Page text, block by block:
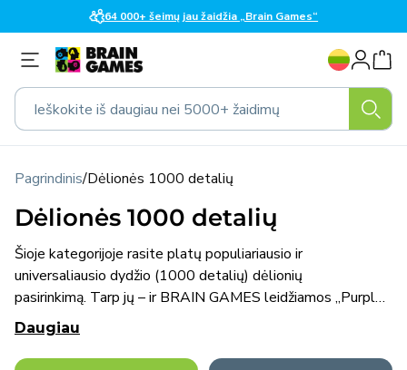
turinį
64 000+ šeimų jau žaidžia „Brain Games“
Ieškokite iš daugiau nei 5000+ žaidimų
K
a
b
Prisijungti
Pagrindinis/Dėlionės 1000 detalių
Dėlionės 1000 detalių
Šioje kategorijoje rasite platų populiariausio ir
universaliausio dydžio (1000 detalių) dėlionių
pasirinkimą. Tarp jų – ir BRAIN GAMES leidžiamos „Purple
Witty Fox“ dėlionės.
Daugiau